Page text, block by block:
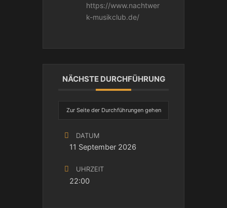
https://www.nachtwer
k-musikclub.de/
NÄCHSTE DURCHFÜHRUNG
Zur Seite der Durchführungen gehen
DATUM
11 September 2026
UHRZEIT
22:00